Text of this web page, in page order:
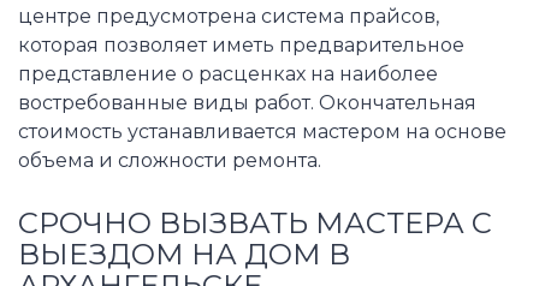
центре предусмотрена система прайсов,
которая позволяет иметь предварительное
представление о расценках на наиболее
востребованные виды работ. Окончательная
стоимость устанавливается мастером на основе
объема и сложности ремонта.
СРОЧНО ВЫЗВАТЬ МАСТЕРА С
ВЫЕЗДОМ НА ДОМ В